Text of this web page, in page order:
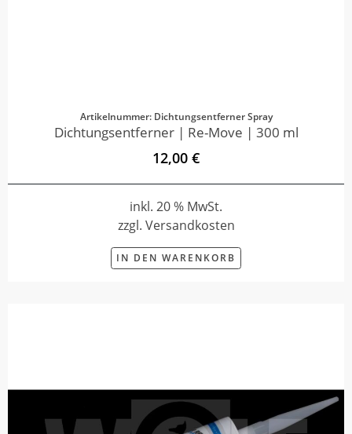
Artikelnummer: Dichtungsentferner Spray
Dichtungsentferner | Re-Move | 300 ml
12,00 €
inkl. 20 % MwSt.
zzgl. Versandkosten
IN DEN WARENKORB